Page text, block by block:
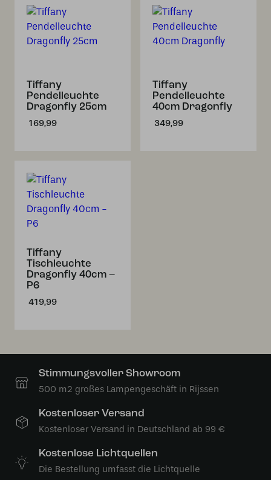
Tiffany
Pendelleuchte
Dragonfly 25cm
169,99
Tiffany
Pendelleuchte
40cm Dragonfly
349,99
Tiffany
Tischleuchte
Dragonfly 40cm –
P6
419,99
Stimmungsvoller Showroom
500 m2 großes Lampengeschäft in Rijssen
Kostenloser Versand
Kostenloser Versand in Deutschland ab 99 €
Kostenlose Lichtquellen
Die Bestellung umfasst die Lichtquelle